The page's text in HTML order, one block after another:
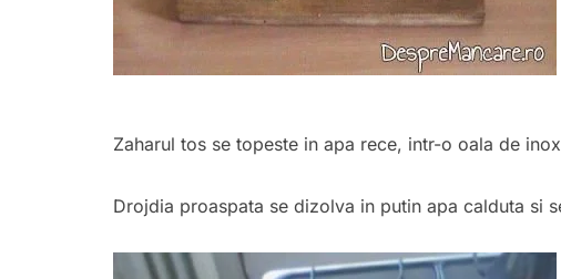
Zaharul tos se topeste in apa rece, intr-o oala de
Drojdia proaspata se dizolva in putin apa calduta si